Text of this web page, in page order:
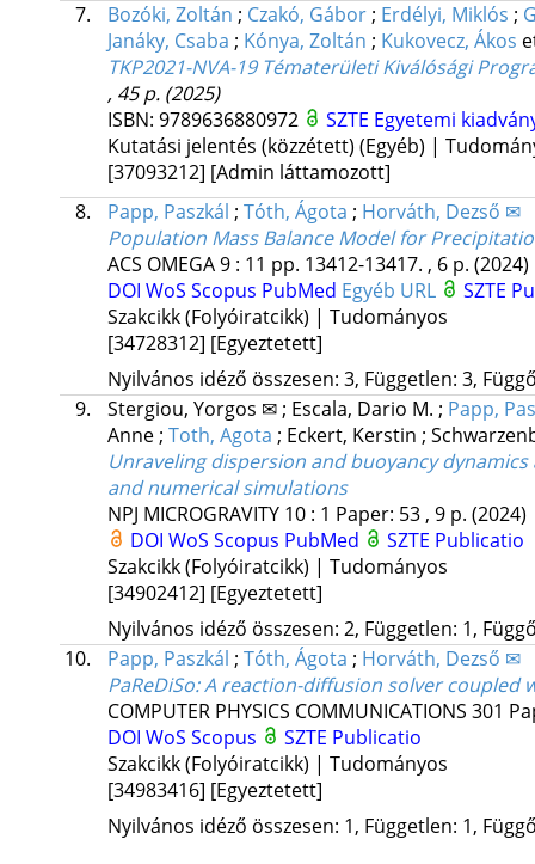
7.
Bozóki, Zoltán ; Czakó, Gábor; Erdélyi, Miklós ;
Janáky, Csaba ; Kónya, Zoltán ; Kukovecz, Ákos
TKP2021-NVA-19 Tématerületi Kiválósági
, 45 p. (2025)
ISBN: 9789636880972
SZTE Egyetemi
Kutatási jelentés (közzétett) (Egyéb) |
[37093212] [Admin láttamozott]
8.
Papp, Paszkál ; Tóth, Ágota ; Horváth, Dezső ✉
Population Mass Balance Model for
ACS OMEGA9: 11 pp. 13412-13417. , 6 p. (2024)
DOI WoS Scopus PubMed Egyéb URL
SZTE
Szakcikk (Folyóiratcikk) | Tudományos
[34728312] [Egyeztetett]
Nyilvános idéző összesen: 3, Független: 3,
9.
Stergiou, Yorgos ✉; Escala, Dario M. ; Papp,
Anne; Toth, Agota ; Eckert, Kerstin ;
Unraveling dispersion and buoyancy
and numerical simulations
NPJ MICROGRAVITY 10: 1 Paper: 53 , 9 p. (2024)
DOI WoS Scopus PubMed
SZTE Publicatio
Szakcikk (Folyóiratcikk) | Tudományos
[34902412] [Egyeztetett]
Nyilvános idéző összesen: 2, Független: 1,
10.
Papp, Paszkál ; Tóth, Ágota ; Horváth, Dezső ✉
PaReDiSo: A reaction-diffusion solver coupled
COMPUTER PHYSICS COMMUNICATIONS 301
DOI WoS Scopus
SZTE Publicatio
Szakcikk (Folyóiratcikk) | Tudományos
[34983416] [Egyeztetett]
Nyilvános idéző összesen: 1, Független: 1,